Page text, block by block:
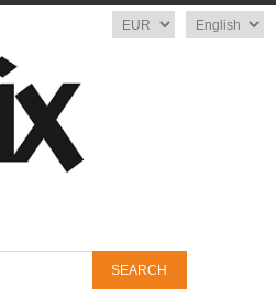
Language
Currency